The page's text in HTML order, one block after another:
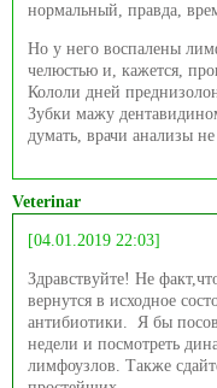
нормальный, правда,
Но у него воспалены
челюстью и, кажется,
Кололи дней
Зубки мажу
думать, врачи анализы
Veterinar
[04.01.2019 22:03]
Здравствуйте! Не
вернутся в исходное
антибиотики. Я бы
недели и посмотреть
лимфоузлов. Также